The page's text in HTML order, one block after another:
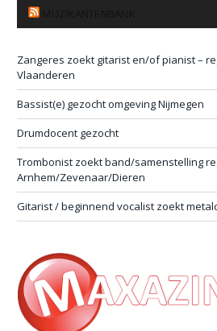
Zangeres zoekt gitarist en/of pianist –
Vlaanderen
Bassist(e) gezocht omgeving Nijmegen
Drumdocent gezocht
Trombonist zoekt band/samenstelling
Arnhem/Zevenaar/Dieren
Gitarist / beginnend vocalist zoekt